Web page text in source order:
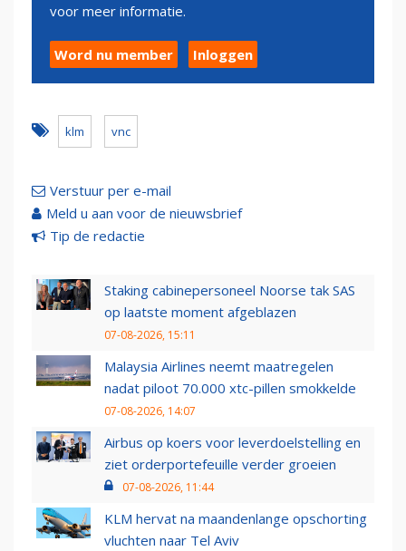
voor meer informatie.
Word nu member Inloggen
klm vnc
Verstuur per e-mail
Meld u aan voor de nieuwsbrief
Tip de redactie
Staking cabinepersoneel Noorse tak SAS
op laatste moment afgeblazen
07-08-2026, 15:11
Malaysia Airlines neemt maatregelen
nadat piloot 70.000 xtc-pillen smokkelde
07-08-2026, 14:07
Airbus op koers voor leverdoelstelling en
ziet orderportefeuille verder groeien
07-08-2026, 11:44
KLM hervat na maandenlange opschorting
vluchten naar Tel Aviv